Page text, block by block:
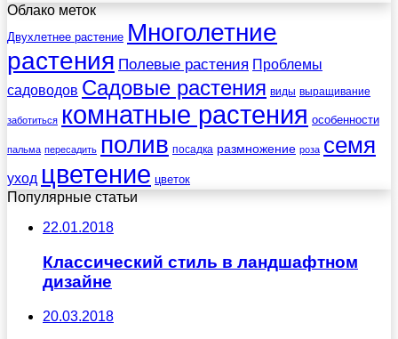
Облако меток
Двухлетнее растение Многолетние
растения Полевые растения Проблемы
садоводов Садовые растения виды выращивание
заботиться комнатные растения особенности
пальма пересадить полив посадка размножение роза семя
уход цветение цветок
Популярные статьи
22.01.2018
Классический стиль в ландшафтном
дизайне
20.03.2018